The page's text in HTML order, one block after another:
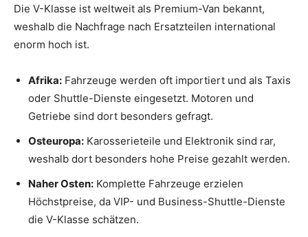
Die V-Klasse ist weltweit als Premium-Van bekannt,
weshalb die Nachfrage nach Ersatzteilen international
enorm hoch ist.
Afrika: Fahrzeuge werden oft importiert und als Taxis
oder Shuttle-Dienste eingesetzt. Motoren und
Getriebe sind dort besonders gefragt.
Osteuropa: Karosserieteile und Elektronik sind rar,
weshalb dort besonders hohe Preise gezahlt werden.
Naher Osten: Komplette Fahrzeuge erzielen
Höchstpreise, da VIP- und Business-Shuttle-Dienste
die V-Klasse schätzen.